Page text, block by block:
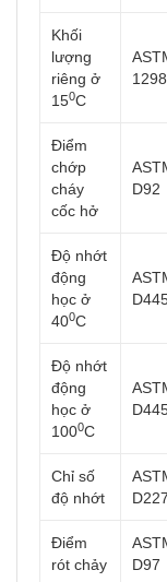
Khối
lượng
riêng ở
150C
1298
Điểm
chớp
cháy
cốc hở
D92
Độ nhớt
động
học ở
400C
Độ nhớt
động
học ở
1000C
Chỉ số
độ nhớt
Điểm
rót chảy
D97